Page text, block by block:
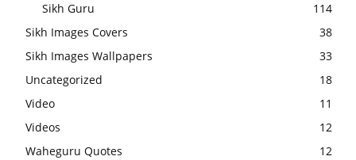
Sikh Guru
114
Sikh Images Covers
38
Sikh Images Wallpapers
33
Uncategorized
18
Video
11
Videos
12
Waheguru Quotes
12